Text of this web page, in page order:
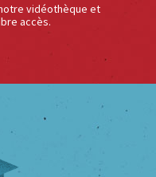
vidéothèque et
accès.